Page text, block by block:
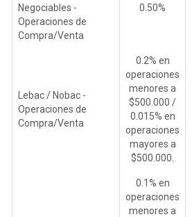
Negociables -
Operaciones de
Compra/Venta
0.50%
Lebac / Nobac -
Operaciones de
Compra/Venta
0.2% en
operaciones
menores a
$500.000 /
0.015% en
operaciones
mayores a
$500.000.
0.1% en
operaciones
menores a